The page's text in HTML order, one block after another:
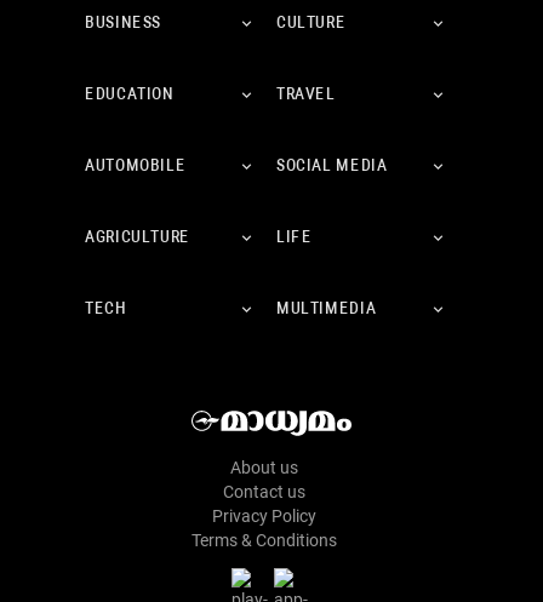
BUSINESS CULTURE
EDUCATION TRAVEL
AUTOMOBILE SOCIAL MEDIA
AGRICULTURE LIFE
TECH MULTIMEDIA
About us
Contact us
Privacy Policy
Terms & Conditions